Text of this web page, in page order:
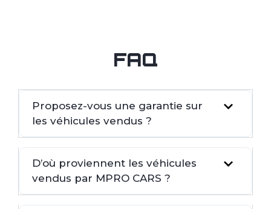
FAQ
Proposez-vous une garantie sur
les véhicules vendus ?
D’où proviennent les véhicules
vendus par MPRO CARS ?